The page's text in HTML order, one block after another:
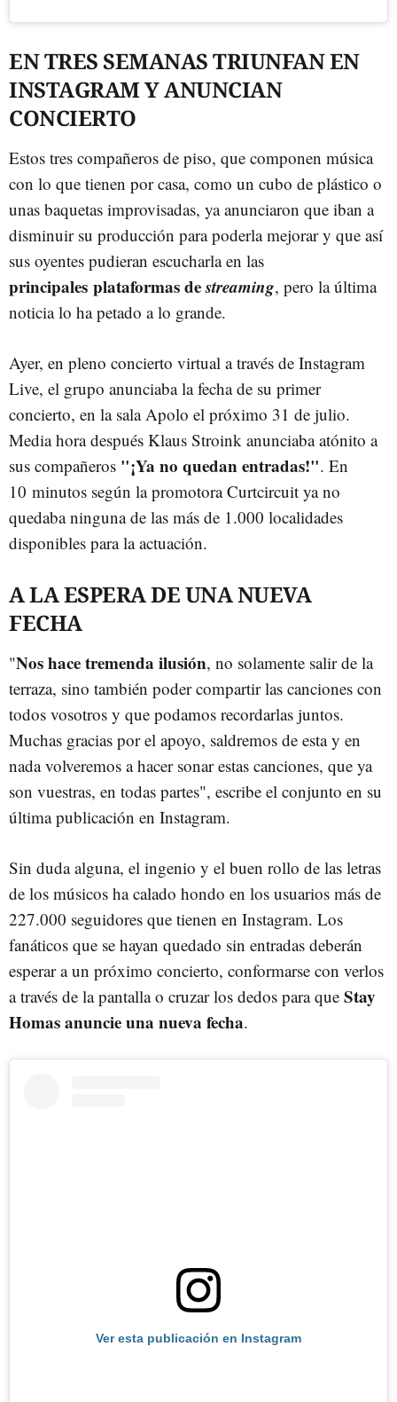
EN TRES SEMANAS TRIUNFAN EN
INSTAGRAM Y ANUNCIAN
CONCIERTO
Estos tres compañeros de piso, que componen música
con lo que tienen por casa, como un cubo de plástico o
unas baquetas improvisadas, ya anunciaron que iban a
disminuir su producción para poderla mejorar y que así
sus oyentes pudieran escucharla en las
principales plataformas destreaming, pero la última
noticia lo ha petado a lo grande.
Ayer, en pleno concierto virtual a través de Instagram
Live, el grupo anunciaba la fecha de su primer
concierto, en la sala Apolo el próximo 31 de julio.
Media hora después Klaus Stroink anunciaba atónito a
sus compañeros "¡Ya no quedan entradas!". En
10 minutos según la promotora Curtcircuit ya no
quedaba ninguna de las más de 1.000 localidades
disponibles para la actuación.
A LA ESPERA DE UNA NUEVA
FECHA
"Nos hace tremenda ilusión, no solamente salir de la
terraza, sino también poder compartir las canciones con
todos vosotros y que podamos recordarlas juntos.
Muchas gracias por el apoyo, saldremos de esta y en
nada volveremos a hacer sonar estas canciones, que ya
son vuestras, en todas partes", escribe el conjunto en su
última publicación en Instagram.
Sin duda alguna, el ingenio y el buen rollo de las letras
de los músicos ha calado hondo en los usuarios más de
227.000 seguidores que tienen en Instagram. Los
fanáticos que se hayan quedado sin entradas deberán
esperar a un próximo concierto, conformarse con verlos
a través de la pantalla o cruzar los dedos para que Stay
Homas anuncie una nueva fecha.
Ver esta publicación en Instagram